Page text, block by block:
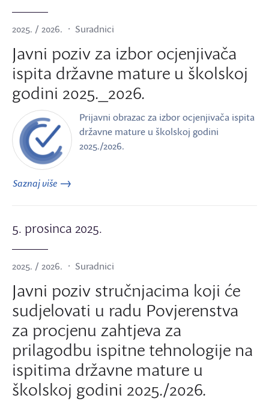
2025. / 2026. Suradnici
Javni poziv za izbor ocjenjivača
ispita državne mature u školskoj
godini 2025._2026.
Prijavni obrazac za izbor ocjenjivača ispita
državne mature u školskoj godini
2025./2026.
Saznaj više
5. prosinca 2025.
2025. / 2026. Suradnici
Javni poziv stručnjacima koji će
sudjelovati u radu Povjerenstva
za procjenu zahtjeva za
prilagodbu ispitne tehnologije na
ispitima državne mature u
školskoj godini 2025./2026.